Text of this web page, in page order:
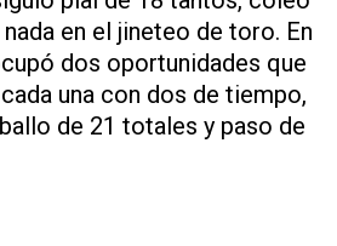
nada en el jineteo de toro. En
dos oportunidades que
una con dos de tiempo,
de 21 totales y paso de